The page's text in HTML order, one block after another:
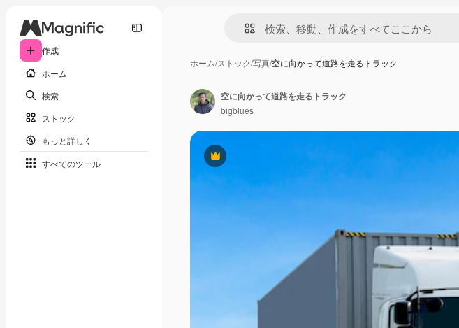
作成
ホーム
検索
ストック
もっと詳しく
すべてのツール
ホーム/ストック/写真/空に向かって道路を走るトラック
Premium
空に向かって道路を走るトラック
bigblues